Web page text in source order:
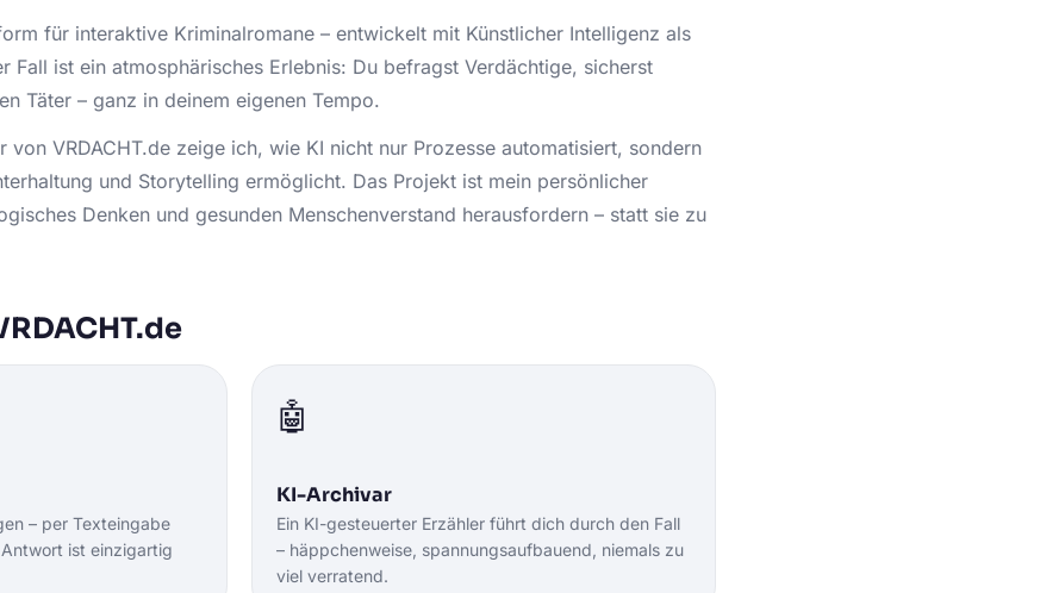
für interaktive Kriminalromane – entwickelt mit Künstlicher Intelligenz als
Fall ist ein atmosphärisches Erlebnis: Du befragst Verdächtige, sicherst
Täter – ganz in deinem eigenen Tempo.
von VRDACHT.de zeige ich, wie KI nicht nur Prozesse automatisiert, sondern
und Storytelling ermöglicht. Das Projekt ist mein persönlicher
Denken und gesunden Menschenverstand herausfordern – statt sie zu
– per Texteingabe
ist einzigartig
🤖
KI-Archivar
Ein KI-gesteuerter Erzähler führt dich durch den Fall
– häppchenweise, spannungsaufbauend, niemals zu
viel verratend.